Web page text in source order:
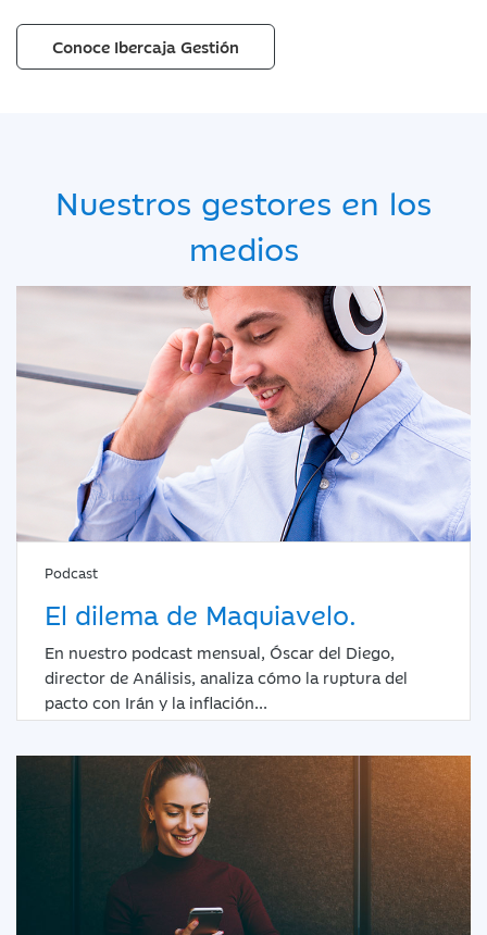
Conoce Ibercaja Gestión
Nuestros gestores en los
medios
Podcast
El dilema de Maquiavelo.
En nuestro podcast mensual, Óscar del Diego,
director de Análisis, analiza cómo la ruptura del
pacto con Irán y la inflación...